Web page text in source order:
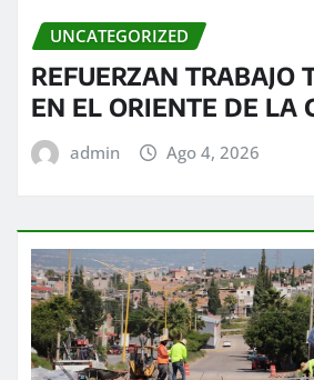
UNCATEGORIZED
REFUERZAN TRABAJO
EN EL ORIENTE DE LA
admin Ago 4, 2026